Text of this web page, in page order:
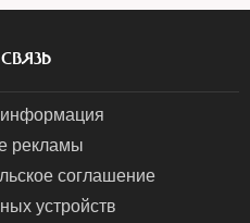
информация
рекламы
соглашение
устройств